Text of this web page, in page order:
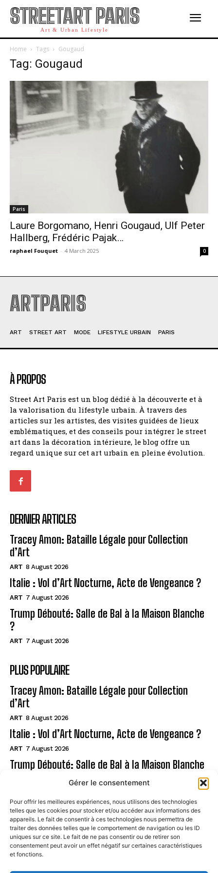
Gérer le consentement
Pour offrir les meilleures expériences, nous utilisons des technologies
telles que les cookies pour stocker et/ou accéder aux informations des
appareils. Le fait de consentir à ces technologies nous permettra de
traiter des données telles que le comportement de navigation ou les ID
uniques sur ce site. Le fait de ne pas consentir ou de retirer son
consentement peut avoir un effet négatif sur certaines caractéristiques
et fonctions.
STREETART PARIS
Art & Urban Lifestyle
Home Tags Gougaud
Tag: Gougaud
Paris
Laure Borgomano, Henri Gougaud, Ulf Peter
Hallberg, Frédéric Pajak…
raphael Fouquet - 4 March 2025 0
ARTPARIS
ART STREET ART MODE LIFESTYLE URBAIN PARIS
À PROPOS
Street Art Paris est un blog dédié à la découverte et à
la valorisation du lifestyle urbain. À travers des
articles sur les artistes, des visites guidées de lieux
emblématiques, et des conseils pour intégrer le street
art dans la décoration intérieure, le blog offre un
regard unique sur cet art urbain en pleine évolution.
DERNIER ARTICLES
Tracey Amon: Bataille Légale pour Collection
d’Art
ART 8 August 2026
Italie : Vol d’Art Nocturne, Acte de Vengeance ?
ART 7 August 2026
Trump Débouté: Salle de Bal à la Maison Blanche
?
ART 7 August 2026
PLUS POPULAIRE
Tracey Amon: Bataille Légale pour Collection
d’Art
ART 8 August 2026
Italie : Vol d’Art Nocturne, Acte de Vengeance ?
ART 7 August 2026
Trump Débouté: Salle de Bal à la Maison Blanche
Page
CONTACT
MENTIONS LÉGALES